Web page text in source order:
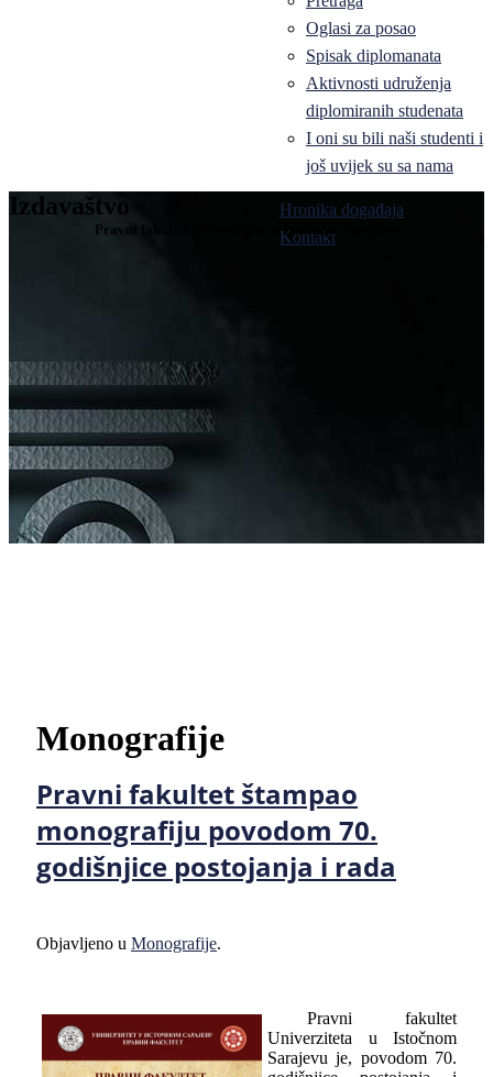
Oglasi za posao
Spisak diplomanata
Aktivnosti udruženja
diplomiranih studenata
I oni su bili naši studenti i
još uvijek su sa nama
Hronika događaja
Kontakt
Izdavaštvo
Pravni fakultet Univerziteta u Istočnom Sarajevu
Monografije
Pravni fakultet štampao
monografiju povodom 70.
godišnjice postojanja i rada
Objavljeno u Monografije.
Pravni fakultet
Univerziteta u Istočnom
Sarajevu je, povodom 70.